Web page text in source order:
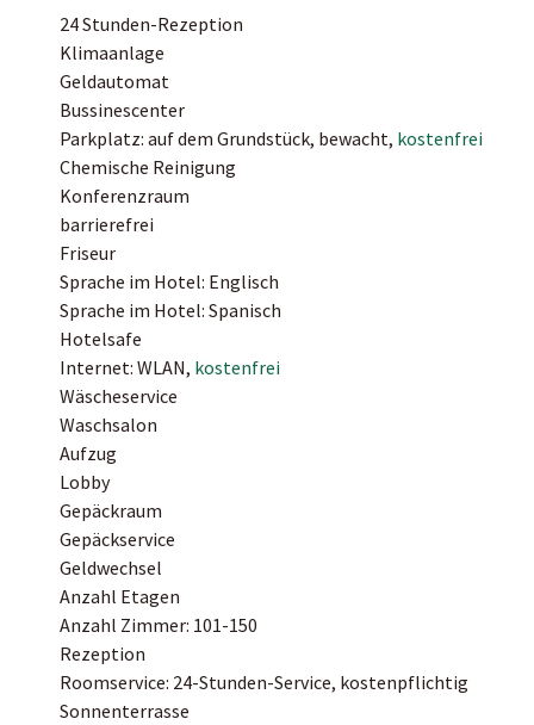
24 Stunden-Rezeption
Klimaanlage
Geldautomat
Bussinescenter
Parkplatz: auf dem Grundstück, bewacht, kostenfrei
Chemische Reinigung
Konferenzraum
barrierefrei
Friseur
Sprache im Hotel: Englisch
Sprache im Hotel: Spanisch
Hotelsafe
Internet: WLAN, kostenfrei
Wäscheservice
Waschsalon
Aufzug
Lobby
Gepäckraum
Gepäckservice
Geldwechsel
Anzahl Etagen
Anzahl Zimmer: 101-150
Rezeption
Roomservice: 24-Stunden-Service, kostenpflichtig
Sonnenterrasse